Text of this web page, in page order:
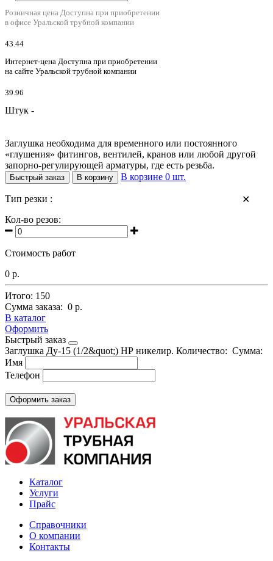
Розничная цена Доступна при приобретении
в офисе Уральской трубной компании
43.44
Интернет-цена Доступна при приобретении
на сайте Уральской трубной компании
39.96
Штук -
Заглушка необходима для временного или постоянного
«глушения» фитингов, вентилей, кранов или любой другой
запорно-регулирующей арматуры, где есть резьба.
Быстрый заказ В корзину В корзине 0 шт.
✕
Тип резки :
Кол-во резов:
Стоимость работ
0 р.
Итого: 150
Сумма заказа: 0 р.
В каталог
Оформить
Быстрый заказ
Заглушка Ду-15 (1/2&quot;) НР никелир. Количество: Сумма:
Имя
Телефон
Каталог
Услуги
Прайс
Справочники
О компании
Контакты